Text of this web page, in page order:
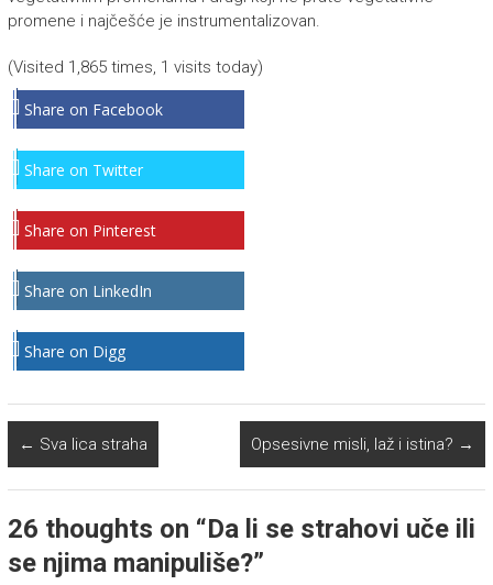
promene i najčešće je instrumentalizovan.
(Visited 1,865 times, 1 visits today)
Share on Facebook
Share on Twitter
Share on Pinterest
Share on LinkedIn
Share on Digg
← Sva lica straha Opsesivne misli, laž i istina? →
26 thoughts on “Da li se strahovi uče ili
se njima manipuliše?”